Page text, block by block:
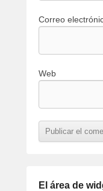
Correo
Web
El área de